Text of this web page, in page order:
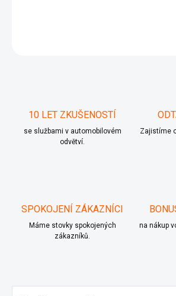
10 LET ZKUŠENOSTÍ
se službami v automobilovém
odvětví.
Zajistíme
SPOKOJENÍ ZÁKAZNÍCI
Máme stovky spokojených
zákazníků.
na nákup